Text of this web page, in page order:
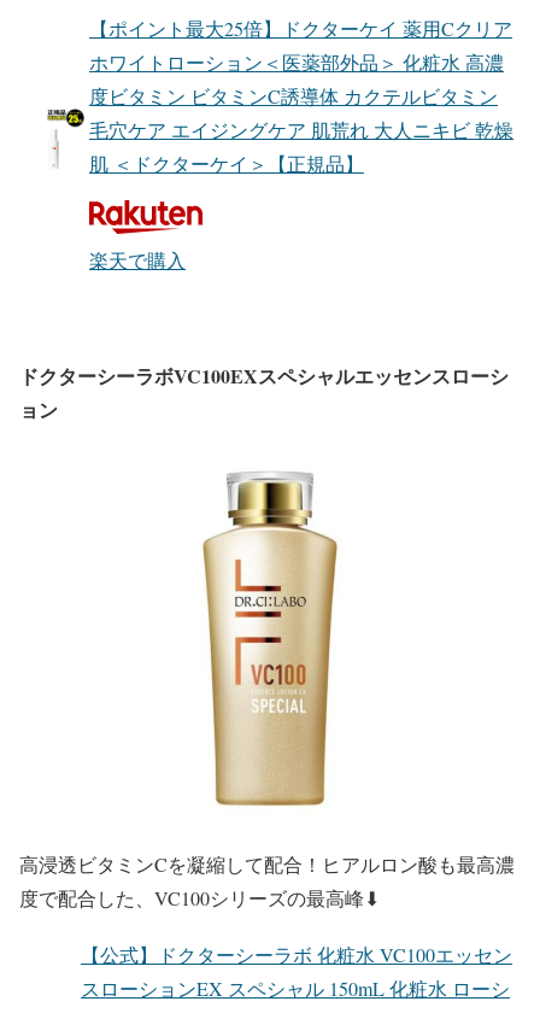
【ポイント最大25倍】ドクターケイ 薬用Cクリア
ホワイトローション＜医薬部外品＞ 化粧水 高濃
度ビタミン ビタミンC誘導体 カクテルビタミン
毛穴ケア エイジングケア 肌荒れ 大人ニキビ 乾燥
肌 ＜ドクターケイ＞【正規品】
楽天で購入
ドクターシーラボVC100EXスペシャルエッセンスローシ
ョン
高浸透ビタミンCを凝縮して配合！ヒアルロン酸も最高濃
度で配合した、VC100シリーズの最高峰⬇︎
【公式】ドクターシーラボ 化粧水 VC100エッセン
スローションEX スペシャル 150mL 化粧水 ローシ